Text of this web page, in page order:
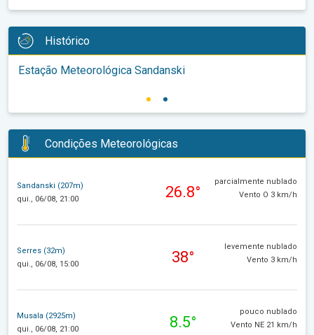
Histórico
Estação Meteorológica Sandanski
Condições Meteorológicas
Sandanski (207m)
qui., 06/08, 21:00
26.8°
parcialmente nublado
Vento O 3 km/h
Serres (32m)
qui., 06/08, 15:00
38°
levemente nublado
Vento 3 km/h
Musala (2925m)
qui., 06/08, 21:00
8.5°
pouco nublado
Vento NE 21 km/h